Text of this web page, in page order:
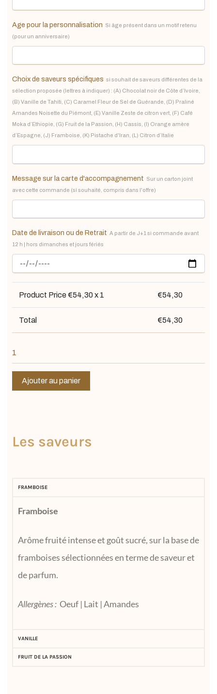
Age pour la personnalisation Si âge présent dans un motif retenu
(pour un anniversaire)
Choix de saveurs spécifiques si souhait de saveurs différentes de la
sélection proposée (lettres à indiquer) : (A) Chocolat noir de Côte d’Ivoire,
(B) Vanille de Tahiti, (C) Caramel Fleur de Sel de Guérande, (D) Praliné
Amandes Noisette du Piémont, (E) Vanille Zeste de citron vert, (F) Café
Moka d’Ethiopie, (G) Fruit de la Passion, (H) Cassis, (I) Orange amère
d’Espagne, (J) Framboise, (K) Pistache d'Iran, (L) Citron d’Italie
Message sur la carte d'accompagnement Sur un carton joint
avec cette commande (si souhaité, compris dans l'offre)
Date de livraison ou de Retrait A partir de J+1 si commande avant
12 h | hors dimanches et jours fériés
Product Price €54,30x 1 €54,30
Total €54,30
Ajouter au panier
Les saveurs
FRAMBOISE
Framboise
Arôme fruité intense et goût sucré, sur la base de
framboises sélectionnées en terme de saveur et
de parfum.
Allergènes : Oeuf | Lait | Amandes
VANILLE
FRUIT DE LA PASSION